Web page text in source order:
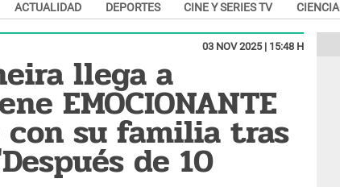
ACTUALIDAD DEPORTES CINE Y SERIES TV CIENCIA
03 NOV 2025 | 15:48 H
llega a
EMOCIONANTE
con su familia tras
de 10